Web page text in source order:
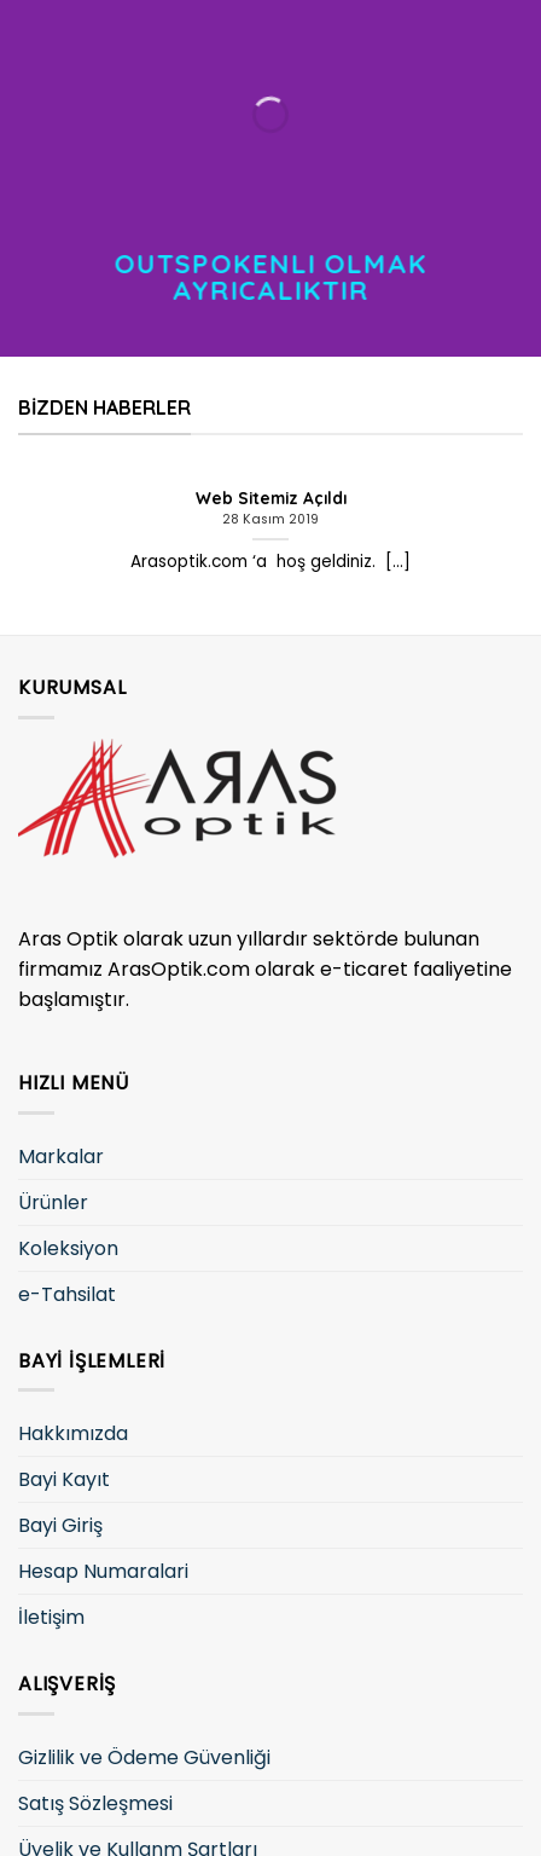
OUTSPOKENLI OLMAK
AYRICALIKTIR
BIZDEN HABERLER
Web Sitemiz Açıldı
28 Kasım 2019
Arasoptik.com ‘a hoş geldiniz. [...]
KURUMSAL
Aras Optik olarak uzun yıllardır sektörde bulunan
firmamız ArasOptik.com olarak e-ticaret faaliyetine
başlamıştır.
HIZLI MENÜ
Markalar
Ürünler
Koleksiyon
e-Tahsilat
BAYI İŞLEMLERI
Hakkımızda
Bayi Kayıt
Bayi Giriş
Hesap Numaralari
İletişim
ALIŞVERIŞ
Gizlilik ve Ödeme Güvenliği
Satış Sözleşmesi
Üyelik ve Kullanm Şartları